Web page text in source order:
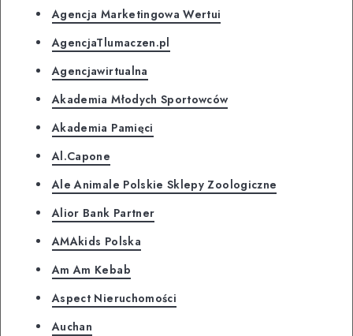
Agencja Marketingowa Wertui
AgencjaTlumaczen.pl
Agencjawirtualna
Akademia Młodych Sportowców
Akademia Pamięci
Al.Capone
Ale Animale Polskie Sklepy Zoologiczne
Alior Bank Partner
AMAkids Polska
Am Am Kebab
Aspect Nieruchomości
Auchan